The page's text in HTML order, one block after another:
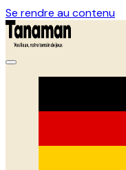
Se rendre au contenu